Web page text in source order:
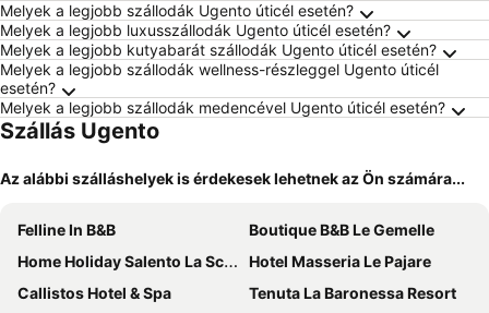
Melyek a legjobb szállodák Ugento úticél esetén?
Melyek a legjobb luxusszállodák Ugento úticél esetén?
Melyek a legjobb kutyabarát szállodák Ugento úticél esetén?
Melyek a legjobb szállodák wellness-részleggel Ugento úticél
esetén?
Melyek a legjobb szállodák medencével Ugento úticél esetén?
Szállás Ugento
Az alábbi szálláshelyek is érdekesek lehetnek az Ön számára...
Felline In B&B
Boutique B&B Le Gemelle
Home Holiday Salento La Scisa
Hotel Masseria Le Pajare
Callistos Hotel & Spa
Tenuta La Baronessa Resort